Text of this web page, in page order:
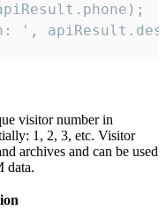
',
visitor number in
1, 2, 3, etc. Visitor
archives and can be used
data.